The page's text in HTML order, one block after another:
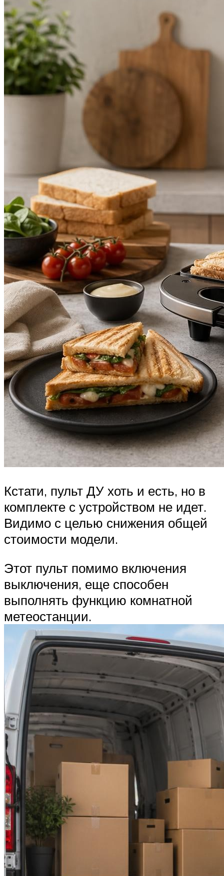
Кстати, пульт ДУ хоть и есть, но в
комплекте с устройством не идет.
Видимо с целью снижения общей
стоимости модели.
Этот пульт помимо включения
выключения, еще способен
выполнять функцию комнатной
метеостанции.